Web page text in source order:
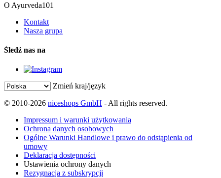
O Ayurveda101
Kontakt
Nasza grupa
Śledź nas na
Zmień kraj/język
© 2010-2026 niceshops GmbH - All rights reserved.
Impressum i warunki użytkowania
Ochrona danych osobowych
Ogólne Warunki Handlowe i prawo do odstąpienia od
umowy
Deklaracja dostępności
Ustawienia ochrony danych
Rezygnacja z subskrypcji